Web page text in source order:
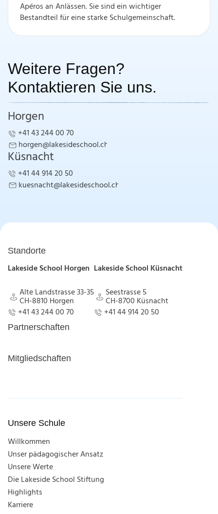
Apéros an Anlässen. Sie sind ein wichtiger
Bestandteil für eine starke Schulgemeinschaft.
Weitere Fragen?
Kontaktieren Sie uns.
Horgen
+41 43 244 00 70
+41 43 244 00 70
horgen@lakesideschool.ch
horgen@lakesideschool.ch
Küsnacht
+41 44 914 20 50
+41 44 914 20 50
kuesnacht@lakesideschool.ch
Standorte
Lakeside School Horgen
Alte Landstrasse 33-35
CH-8810 Horgen
Alte Landstrasse 33-35
CH-8810 Horgen
+41 43 244 00 70
+41 43 244 00 70
Lakeside School Küsnacht
Seestrasse 5
CH-8700 Küsnacht
Seestrasse 5
+41 44 914 20 50
Partnerschaften
Mitgliedschaften
Unsere Schule
Willkommen
Unser pädagogischer Ansatz
Unsere Werte
Die Lakeside School Stiftung
Highlights
Karriere